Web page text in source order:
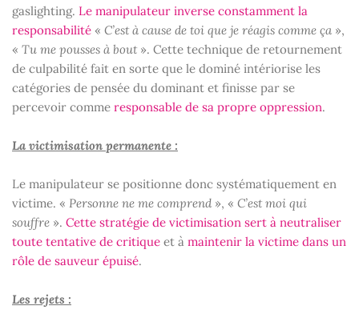
gaslighting. Le manipulateur inverse constamment la
responsabilité « C’est à cause de toi que je réagis comme ça »,
« Tu me pousses à bout». Cette technique de retournement
de culpabilité fait en sorte que le dominé intériorise les
catégories de pensée du dominant et finisse par se
percevoir comme responsable de sa propre oppression.
La victimisation permanente :
Le manipulateur se positionne donc systématiquement en
victime. « Personne ne me comprend», « C’est moi qui
souffre ». Cette stratégie de victimisation sert à neutraliser
toute tentative de critique et à maintenir la victime dans un
rôle de sauveur épuisé.
Les rejets :